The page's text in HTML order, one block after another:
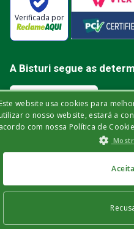
Verificada por
A Bisturi segue as
Bisturi Distribuidora de Material
loja | Icaraí | Niterói - Rio de Janeiro |
03 | Insc. Est.: 84.147.982 |
devem ser utilizadas para
prescrever
website usa cookies para
o nosso website, estará a
com nossa Política de